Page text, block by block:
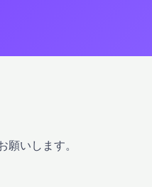
願いします。